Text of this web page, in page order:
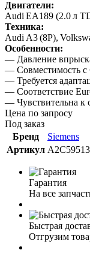
Двигатели:
Audi EA189 (2.0 л
Техника:
Audi A3 (8P),
Особенности:
— Давление
— Совместимость с
— Требуется
— Соответствие
— Чувствительна к
Цена по запросу
Под заказ
Бренд
Siemens
Артикул
Гарантия
На все
Быстрая
Отгрузим